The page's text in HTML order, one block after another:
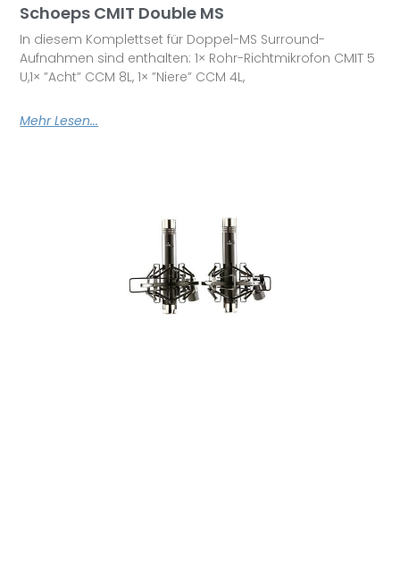
Schoeps CMIT Double MS
In diesem Komplettset für Doppel-MS Surround-
Aufnahmen sind enthalten: 1× Rohr-Richtmikrofon CMIT 5
U,1× ”Acht” CCM 8L, 1× ”Niere” CCM 4L,
Mehr Lesen...